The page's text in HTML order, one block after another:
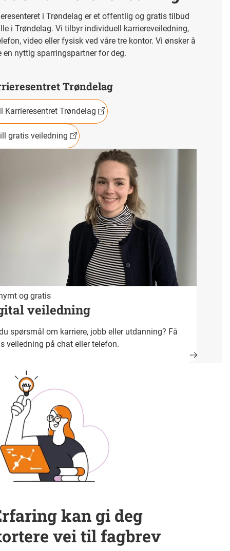
i Trøndelag er et offentlig og gratis tilbud
i Trøndelag. Vi tilbyr individuell karriereveiledning,
video eller fysisk ved våre tre kontor. Vi ønsker å
en nyttig sparringspartner for deg.
Trøndelag
Karrieresentret Trøndelag
gratis veiledning
og gratis
veiledning
spørsmål om karriere, jobb eller utdanning? Få
veiledning på chat eller telefon.
kan gi deg
vei til fagbrev